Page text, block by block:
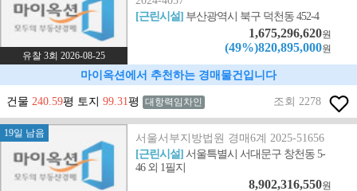
유찰 3회 2026-08-25
[근린시설] 부산광역시 북구 덕천동 452-4
1,675,296,620원
(49%)820,895,000원
마이옥션에서 추천하는 경매물건입니다
건물 240.59평 토지 99.31평 대항력임차인 조회 2278
19일 남음
서울서부지방법원 경매6계 2025-51656
[근린시설]서울특별시 서대문구 창천동 5-
46 외 1필지
8,902,316,550원